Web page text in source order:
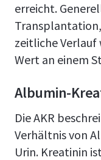
erreicht.
zeitliche
Wert an einem
Albumin-
Die AKR
Verhältnis von
Urin. Kreatinin